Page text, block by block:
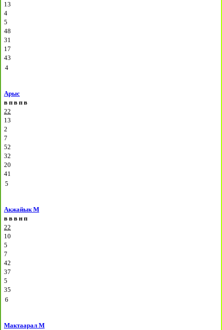
13
4
5
48
31
17
43
4
Арыс
в п в п в
22
13
2
7
52
32
20
41
5
Акжайык М
в в в н п
22
10
5
7
42
37
5
35
6
Мактаарал М